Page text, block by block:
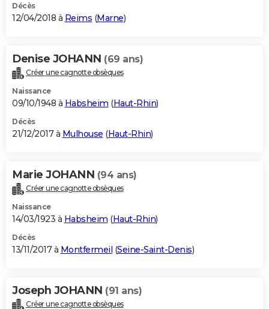
Décès
12/04/2018 à Reims (Marne)
Denise JOHANN (69 ans)
Créer une cagnotte obsèques
Naissance
09/10/1948 à Habsheim (Haut-Rhin)
Décès
21/12/2017 à Mulhouse (Haut-Rhin)
Marie JOHANN (94 ans)
Créer une cagnotte obsèques
Naissance
14/03/1923 à Habsheim (Haut-Rhin)
Décès
13/11/2017 à Montfermeil (Seine-Saint-Denis)
Joseph JOHANN (91 ans)
Créer une cagnotte obsèques